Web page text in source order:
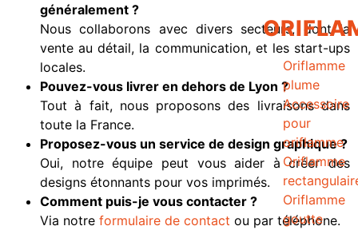
Oriflamme
plume
Accessoire
pour
oriflamme
Oriflamme
Oriflamme
goutte
généralement ?
Nous collaborons avec divers secteurs, dont la
vente au détail, la communication, et les start-ups
locales.
Pouvez-vous livrer en dehors de Lyon ?
Tout à fait, nous proposons des livraisons dans
toute la France.
Proposez-vous un service de design graphique ?
Oui, notre équipe peut vous aider à créer des
designs étonnants pour vos imprimés.
Comment puis-je vous contacter ?
Via notre formulaire de contact ou par téléphone.